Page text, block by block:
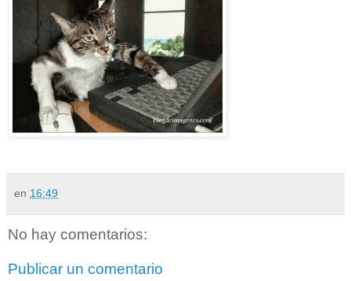
en 16:49
No hay comentarios:
Publicar un comentario